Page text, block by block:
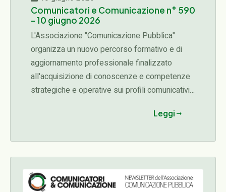
Comunicatori e Comunicazione n° 590
- 10 giugno 2026
L'Associazione "Comunicazione Pubblica"
organizza un nuovo percorso formativo e di
aggiornamento professionale finalizzato
all'acquisizione di conoscenze e competenze
strategiche e operative sui profili comunicativi,
diverse fasi del ciclo delle attività di una
progettazione, affidamento, esecuzione,
rendicontazione)...
Leggi